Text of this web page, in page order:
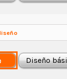
Diseño